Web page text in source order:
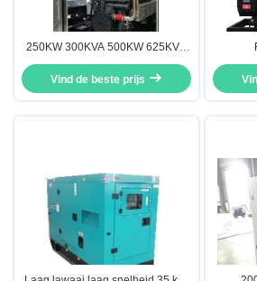
250KW 300KVA 500KW 625KVA
600KVA 1MW 1000KW Deutz
aardgas LNG CNG Generator Set
voor buiten Rainproof Container
Vind de beste prijs